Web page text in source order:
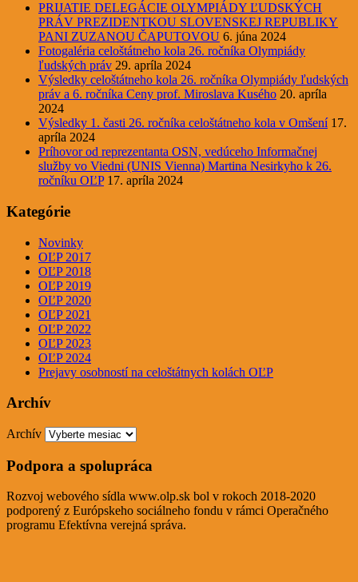
PRIJATIE DELEGÁCIE OLYMPIÁDY ĽUDSKÝCH
PRÁV PREZIDENTKOU SLOVENSKEJ REPUBLIKY
PANI ZUZANOU ČAPUTOVOU 6. júna 2024
Fotogaléria celoštátneho kola 26. ročníka Olympiády
ľudských práv 29. apríla 2024
Výsledky celoštátneho kola 26. ročníka Olympiády ľudských
práv a 6. ročníka Ceny prof. Miroslava Kusého 20. apríla
2024
Výsledky 1. časti 26. ročníka celoštátneho kola v Omšení 17.
apríla 2024
Príhovor od reprezentanta OSN, vedúceho Informačnej
služby vo Viedni (UNIS Vienna) Martina Nesirkyho k 26.
ročníku OĽP 17. apríla 2024
Kategórie
Novinky
OĽP 2017
OĽP 2018
OĽP 2019
OĽP 2020
OĽP 2021
OĽP 2022
OĽP 2023
OĽP 2024
Prejavy osobností na celoštátnych kolách OĽP
Archív
Archív
Podpora a spolupráca
Rozvoj webového sídla www.olp.sk bol v rokoch 2018-2020
podporený z Európskeho sociálneho fondu v rámci Operačného
programu Efektívna verejná správa.